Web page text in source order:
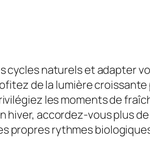
cycles naturels et adapter
de la lumière
les moments de
accordez-vous plus
propres rythmes